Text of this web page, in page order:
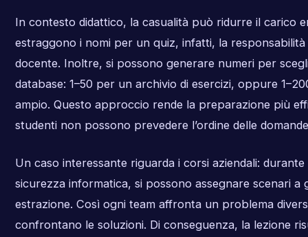
In contesto didattico, la casualità può ridurre il carico
estraggono i nomi per un quiz, infatti, la responsabilità
docente. Inoltre, si possono generare numeri per
database: 1–50 per un archivio di esercizi, oppure
ampio. Questo approccio rende la preparazione più
studenti non possono prevedere l’ordine delle
Un caso interessante riguarda i corsi aziendali: durante
sicurezza informatica, si possono assegnare scenari a
estrazione. Così ogni team affronta un problema
confrontano le soluzioni. Di conseguenza, la lezione